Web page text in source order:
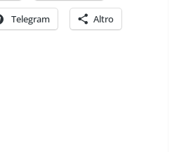
Telegram Altro